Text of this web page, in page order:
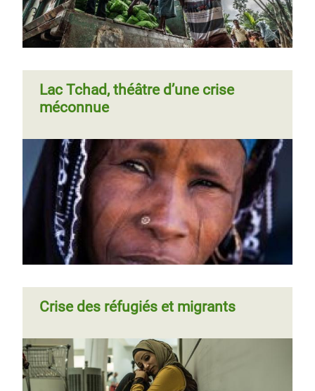
Lac Tchad, théâtre d’une crise
méconnue
Crise des réfugiés et migrants